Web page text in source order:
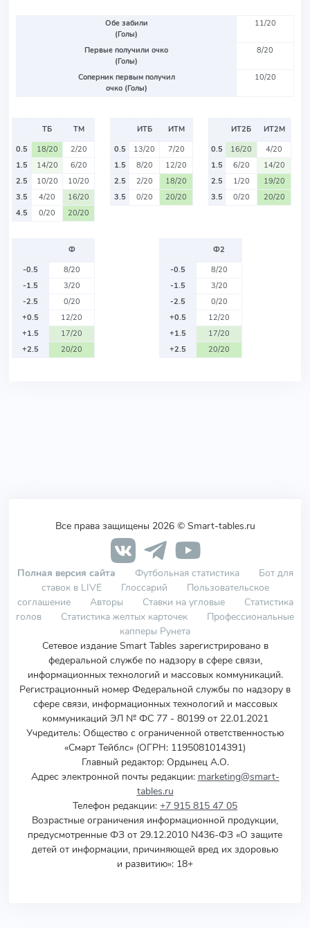
Обе забили
(Голы)
11/20
Первые получили очко
(Голы)
8/20
Соперник первым получил
очко (Голы)
10/20
ТБ
ТМ
0.5
18/20
2/20
1.5
14/20
6/20
2.5
10/20
10/20
3.5
4/20
16/20
4.5
0/20 20/20
ИТБ
ИТМ
0.5
13/20
7/20
1.5
8/20
12/20
2.5
2/20
18/20
3.5
0/20 20/20
ИТ2Б
ИТ2М
0.5
16/20
4/20
1.5
6/20
14/20
2.5
1/20
19/20
3.5
0/20 20/20
Ф
-0.5
8/20
-1.5
3/20
-2.5
0/20
+0.5
12/20
+1.5
17/20
+2.5
20/20
Ф2
-0.5
8/20
-1.5
3/20
-2.5
0/20
+0.5
12/20
+1.5
17/20
+2.5
20/20
Все права защищены 2026 © Smart-tables.ru
Полная версия сайта Футбольная статистика
Бот для
ставок в LIVE
Глоссарий
Пользовательское
соглашение
Авторы Ставки на угловые
Статистика
голов
Статистика желтых карточек
Профессиональные
капперы Рунета
Сетевое издание Smart Tables зарегистрировано в
федеральной службе по надзору в сфере связи,
информационных технологий и массовых коммуникаций.
Регистрационный номер Федеральной службы по надзору в
сфере связи, информационных технологий и массовых
коммуникаций ЭЛ № ФС 77 - 80199 от 22.01.2021
Учредитель: Общество с ограниченной ответственностью
«Смарт Тейблс» (ОГРН: 1195081014391)
Главный редактор: Ордынец А.О.
Адрес электронной почты редакции: marketing@smart-
tables.ru
Телефон редакции: +7 915 815 47 05
Возрастные ограничения информационной продукции,
предусмотренные ФЗ от 29.12.2010 N436-ФЗ «О защите
детей от информации, причиняющей вред их здоровью
и развитию»: 18+